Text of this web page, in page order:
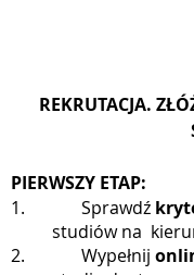
REKRUTACJA.
PIERWSZY ETAP:
1.
Sprawdź
studiów na
2.
Wypełnij